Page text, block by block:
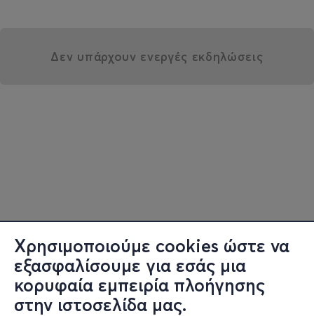
Χρησιμοποιούμε cookies ώστε να
εξασφαλίσουμε για εσάς μια
κορυφαία εμπειρία πλοήγησης
στην ιστοσελίδα μας.
Δεν υπάρχουν ενεργές εκδηλώσεις